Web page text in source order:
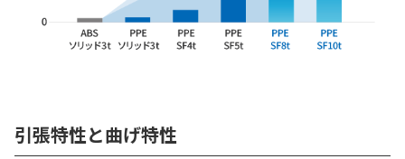
引張特性と曲げ特性